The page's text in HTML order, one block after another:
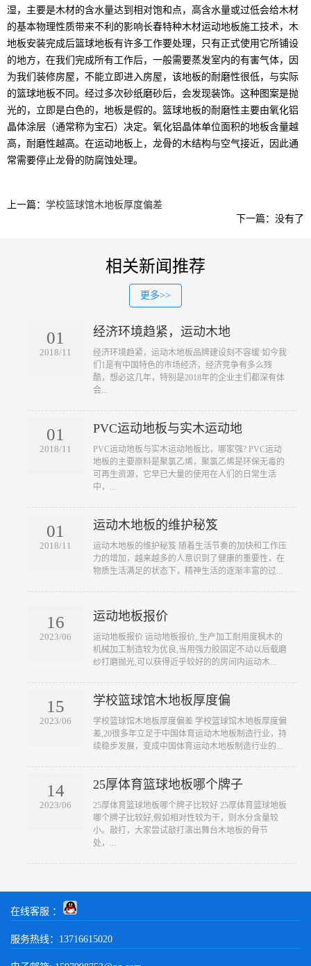
湿，主要是木材的含水量达到相对饱和点，高含水量或过低会给木材
的基本物理性质带来不利的影响长春特种木材运动地板施工技术，木
地板安装完成后篮球地板有许多工作要处理，只有正式使用它所铺设
的地方，在我们完成所有工作后，一般需要蒸发室内的有害气体，因
为我们装修房屋，不能立即进入房屋，该地板的耐磨性很低，与实际
的篮球地板不同。经过多次砂纸磨砂后，会发现装饰。这种图案是抛
光的，立即是白色的，地板是假的。篮球地板的耐磨性主要由氧化铝
晶体涂层（通常称为宝石）决定。氧化铝晶体单位面积的地板含量越
高，耐磨性越高。在运动地板上，龙骨的木结构与空气接近，因此通
常需要停止龙骨的防腐蚀处理。
上一篇： 学校篮球馆木地板厚度偏差
下一篇：没有了
相关新闻推荐
更多>>
01
2018/11
经济环境趋紧，运动木地
​经济环境趋紧，运动木地板品牌建设刻不容缓 如今我
们1是有中国特色的市场经济，经济竞争有多么残
酷，想必这几年，特别是2018年的企业主们都深有体
会...
01
2018/11
PVC运动地板与实木运动地
​PVC运动地板与实木运动地板比，哪家强? PVC运动
地板的主要原料是聚氯乙烯，聚氯乙烯是环保无毒的
可再生资源，它早已大量的使用在人们的日常生活
中，...
01
2018/11
运动木地板的维护秘笈
​运动木地板的维护秘笈 随着生活节奏的加快和工作压
力的增加，越来越多的人意识到了健康的重要性，在
物质生活满足的状态下，精神生活的逐渐丰富的过...
16
2023/06
运动地板报价
​运动地板报价 运动地板报价,.生产加工耐用度枫木的
机械加工制造较为优良,当用强力胶固定不动以后载磨
纱打磨抛光,可以获得近乎较好的的房间内运动木...
15
2023/06
学校篮球馆木地板厚度偏
​学校篮球馆木地板厚度偏差 学校篮球馆木地板厚度偏
差,20很多年立足于中国体育运动木地板制造行业，持
续稳步发展，变成中国体育运动木地板制造行业的...
14
2023/06
25厚体育篮球地板哪个牌子
​25厚体育篮球地板哪个牌子比较好 25厚体育篮球地板
哪个牌子比较好,假如相对性较为干，则水分含量较
小。敲打，大家尝试敲打演出舞台木地板的骨节
处，...
在线客服 ：
服务热线：13716615020